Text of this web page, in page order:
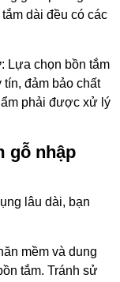
dài đều có các
: Lựa chọn bồn tắm
đảm bảo chất
phải được xử lý
gỗ nhập
lâu dài, bạn
mềm và dung
tắm. Tránh sử